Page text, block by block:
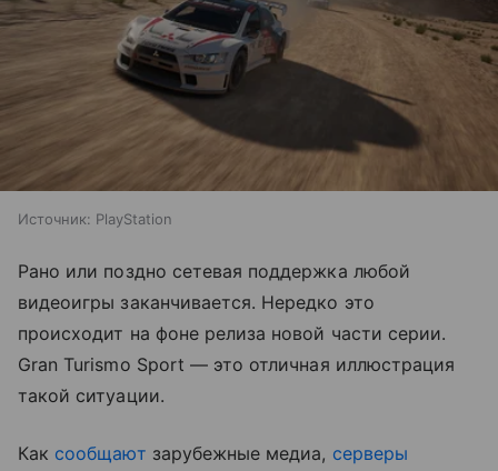
Источник: PlayStation
Рано или поздно сетевая поддержка любой
видеоигры заканчивается. Нередко это
происходит на фоне релиза новой части серии.
Gran Turismo Sport — это отличная иллюстрация
такой ситуации.
Как сообщают зарубежные медиа, серверы